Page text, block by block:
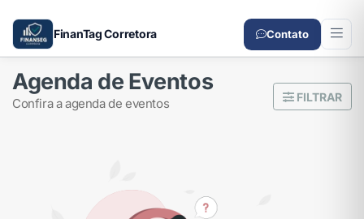
FinanTag Corretora Contato
Agenda de Eventos
confira a agenda de eventos FILTRAR